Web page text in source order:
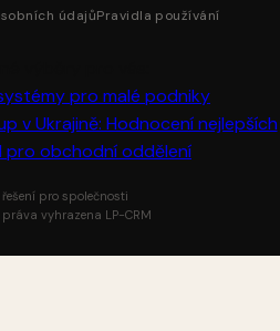
údajůPravidla používání
pro malé podniky
v Ukrajině: Hodnocení nejlepších
pro obchodní oddělení
řešení pro společnosti
vyhrazena LP-CRM